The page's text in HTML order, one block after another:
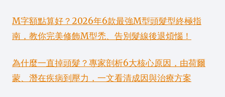
M字額點算好？2026年6款最強M型頭髮型終極指
南，教你完美修飾M型禿、告別髮線後退煩惱！
為什麼一直掉頭髮？專家剖析6大核心原因，由荷爾
蒙、潛在疾病到壓力，一文看清成因與治療方案